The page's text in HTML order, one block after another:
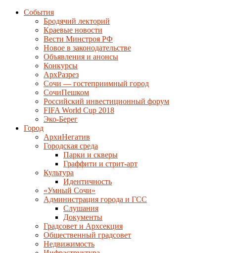
События
Бродячий лекторий
Краевые новости
Вести Минстроя РФ
Новое в законодательстве
Объявления и анонсы
Конкурсы
АрхРазрез
Сочи — гостеприимный город
СочиПешком
Российский инвестиционный форум
FIFA World Cup 2018
Эко-Берег
Город
АрхиНегатив
Городская среда
Парки и скверы
Граффити и стрит-арт
Культура
Идентичность
«Умный Сочи»
Администрация города и ГСС
Слушания
Документы
Градсовет и Архсекция
Общественный градсовет
Недвижимость